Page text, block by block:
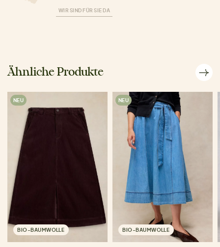
WIR SIND FÜR SIE DA
Ähnliche Produkte
NEU
BIO-BAUMWOLLE
NEU
BIO-BAUMWOLLE